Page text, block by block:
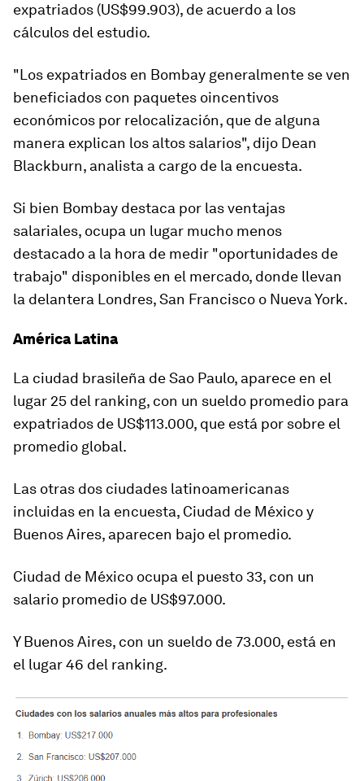
expatriados (US$99.903), de acuerdo a los
cálculos del estudio.
"Los expatriados en Bombay generalmente se ven
beneficiados con paquetes oincentivos
económicos por relocalización, que de alguna
manera explican los altos salarios", dijo Dean
Blackburn, analista a cargo de la encuesta.
Si bien Bombay destaca por las ventajas
salariales, ocupa un lugar mucho menos
destacado a la hora de medir "oportunidades de
trabajo" disponibles en el mercado, donde llevan
la delantera Londres, San Francisco o Nueva York.
América Latina
La ciudad brasileña deSao Paulo, aparece en el
lugar 25 del ranking, con un sueldo promedio para
expatriados de US$113.000, que está por sobre el
promedio global.
Las otras dos ciudades latinoamericanas
incluidas en la encuesta, Ciudad de México y
Buenos Aires, aparecen bajo el promedio.
Ciudad de México ocupa el puesto 33, con un
salario promedio de US$97.000.
YBuenos Aires, con un sueldo de 73.000, está en
el lugar 46 del ranking.